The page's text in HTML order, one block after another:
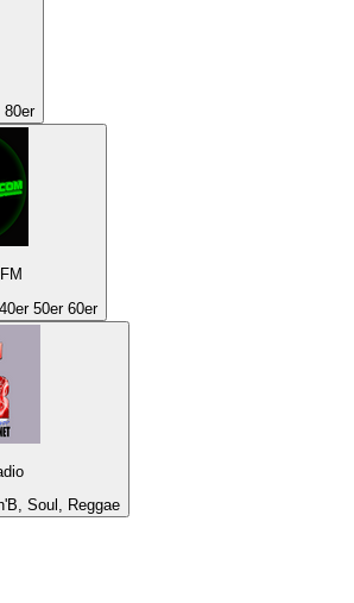
80er
50er 60er
Soul, Reggae